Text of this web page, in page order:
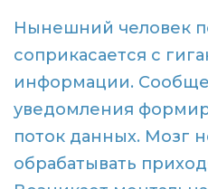
Нынешний человек
соприкасается с
информации.
уведомления
поток данных. Мозг
обрабатывать